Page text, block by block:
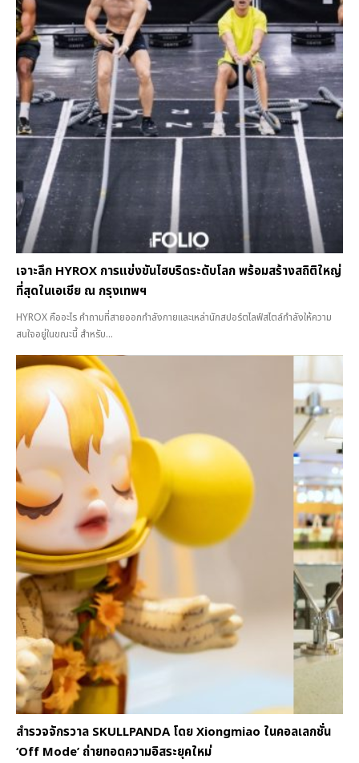
เจาะลึก HYROX การแข่งขันไฮบริดระดับโลก พร้อมสร้างสถิติใหญ่
ที่สุดในเอเชีย ณ กรุงเทพฯ
HYROX คืออะไร คำถามที่สายออกกำลังกายและเหล่านักสปอร์ตไลฟ์สไตล์กำลังให้ความ
สนใจอยู่ในขณะนี้ สำหรับ...
สำรวจจักรวาล SKULLPANDA โดย Xiongmiao ในคอลเลกชั่น
‘Off Mode’ ถ่ายทอดความอิสระยุคใหม่